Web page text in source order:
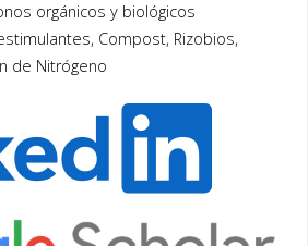
orgánicos y biológicos
Compost, Rizobios,
de Nitrógeno